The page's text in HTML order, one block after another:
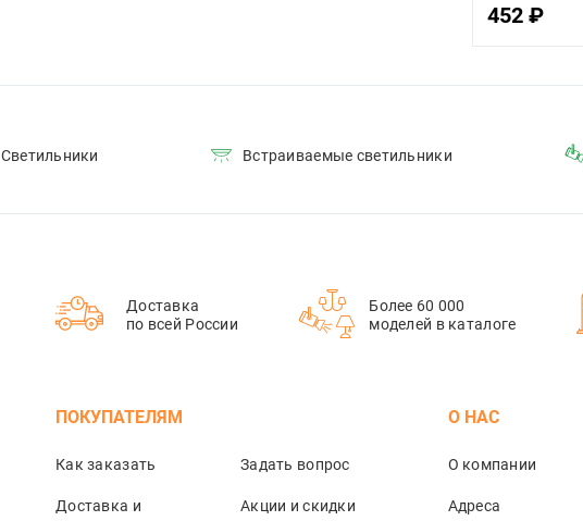
452 ₽
Светильники Встраиваемые светильники
Доставка
по всей России
Более 60 000
моделей в каталоге
ПОКУПАТЕЛЯМ
Как заказать Задать вопрос
Доставка и
Акции и скидки
О НАС
О компании
Адреса